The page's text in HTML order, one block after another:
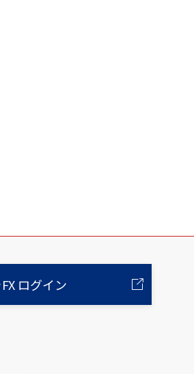
ログイン